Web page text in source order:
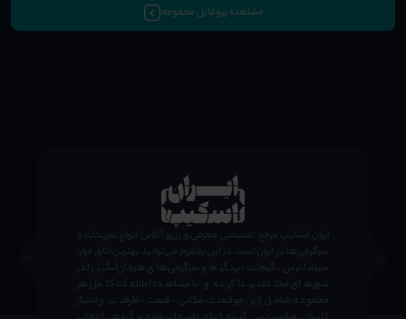
مشاهده پروفایل مجموعه
ایران اسکیپ مرجع تخصصی معرفی و رزرو آنلاین انواع تفریحات و
سرگرمی‌ها در ایران است. در این پلتفرم می‌توانید بهترین اتاق فرار،
سینما ترس، گیم‌نت، بردگیم و سرگرمی‌های هیجان‌انگیز را در
شهرهای مختلف پیدا کرده و با مشاهده اطلاعات کامل هر
مجموعه شامل ژانر، موقعیت مکانی، قیمت، ظرفیت و امتیاز